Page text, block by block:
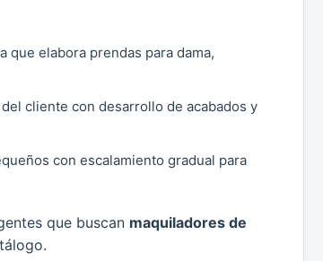
elabora prendas para dama,
cliente con desarrollo de acabados y
con escalamiento gradual para
que buscan maquiladores de